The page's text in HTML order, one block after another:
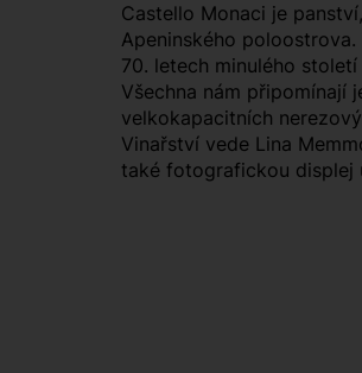
Castello Monaci je
Apeninského
70. letech minulého
Všechna nám připomínají
velkokapacitních
Vinařství vede Lina
také fotografickou displej